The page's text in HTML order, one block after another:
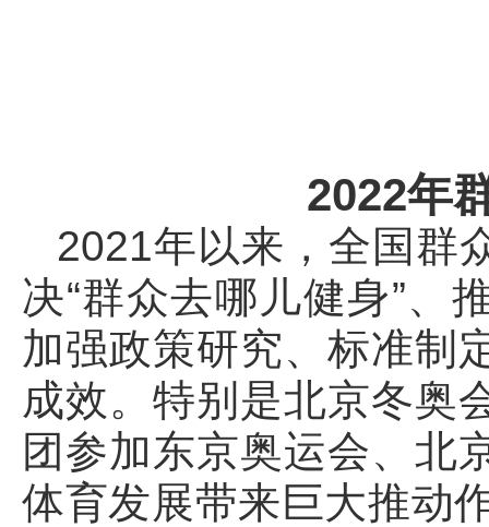
2022年
2021年以来，全国群
决“群众去哪儿健身”、
加强政策研究、标准制
成效。特别是北京冬奥
团参加东京奥运会、北
体育发展带来巨大推动